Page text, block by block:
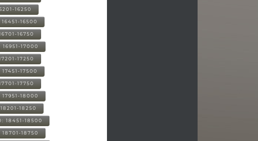
16250
16500
16750
16951-17000
17250
17451-17500
17750
17951-18000
18250
18451-18500
18701-18750